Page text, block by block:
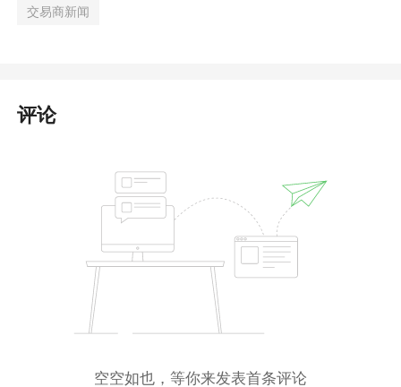
交易商新闻
评论
空空如也，等你来发表首条评论